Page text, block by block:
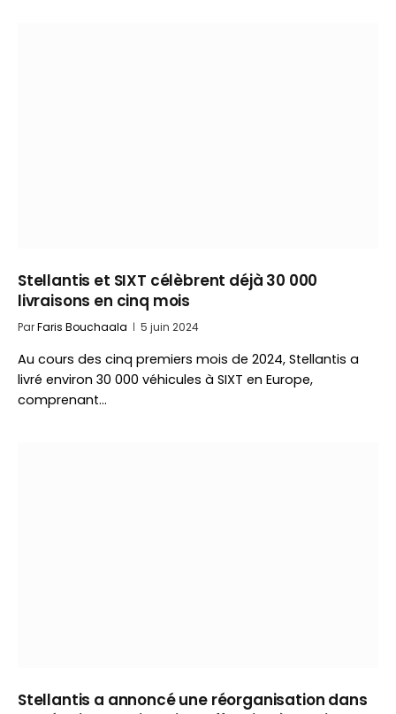
Stellantis et SIXT célèbrent déjà 30 000
livraisons en cinq mois
ParFaris Bouchaala 5 juin 2024
Au cours des cinq premiers mois de 2024, Stellantis a
livré environ 30 000 véhicules à SIXT en Europe,
comprenant…
Stellantis a annoncé une réorganisation dans